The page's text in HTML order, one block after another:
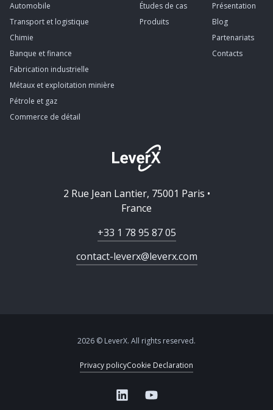
Automobile
Transport et logistique
Chimie
Banque et finance
Fabrication industrielle
Métaux et exploitation minière
Pétrole et gaz
Commerce de détail
Études de cas
Produits
Présentation
Blog
Partenariats
Contacts
2 Rue Jean Lantier, 75001 Paris •
France
+33 1 78 95 87 05
contact-leverx@leverx.com
2026 © LeverX. All rights reserved.
Privacy policyCookie Declaration